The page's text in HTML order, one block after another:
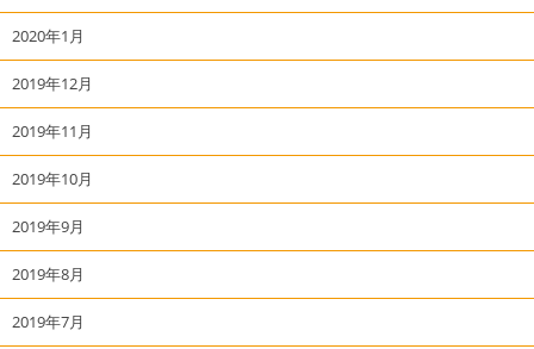
2020年1月
2019年12月
2019年11月
2019年10月
2019年9月
2019年8月
2019年7月